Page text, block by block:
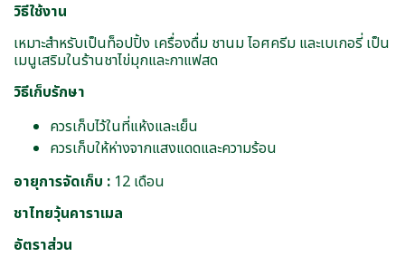
วิธีใช้งาน
เหมาะสำหรับเป็นท็อปปิ้ง เครื่องดื่ม ชานม ไอศครีม และเบเกอรี่ เป็น
เมนูเสริมในร้านชาไข่มุกและกาแฟสด
วิธีเก็บรักษา
ควรเก็บไว้ในที่แห้งและเย็น
ควรเก็บให้ห่างจากแสงแดดและความร้อน
อายุการจัดเก็บ : 12 เดือน
ชาไทยวุ้นคาราเมล
อัตราส่วน